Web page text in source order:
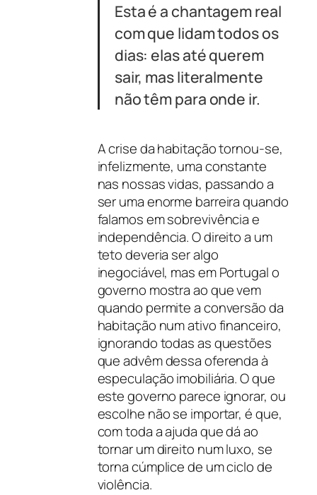
Esta é a chantagem real
com que lidam todos os
dias: elas até querem
sair, mas literalmente
não têm para onde ir.
A crise da habitação tornou-se,
infelizmente, uma constante
nas nossas vidas, passando a
ser uma enorme barreira quando
falamos em sobrevivência e
independência. O direito a um
teto deveria ser algo
inegociável, mas em Portugal o
governo mostra ao que vem
quando permite a conversão da
habitação num ativo financeiro,
ignorando todas as questões
que advêm dessa oferenda à
especulação imobiliária. O que
este governo parece ignorar, ou
escolhe não se importar, é que,
com toda a ajuda que dá ao
tornar um direito num luxo, se
torna cúmplice de um ciclo de
violência.